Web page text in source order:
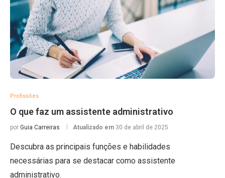
Profissões
O que faz um assistente administrativo
por Guia Carreiras Atualizado em 30 de abril de 2025
Descubra as principais funções e habilidades
necessárias para se destacar como assistente
administrativo.